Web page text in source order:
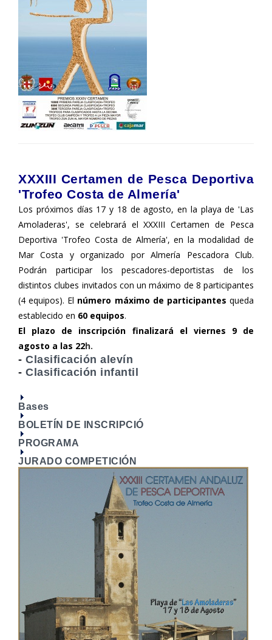
XXXIII Certamen de Pesca Deportiva
'Trofeo Costa de Almería'
Los próximos días 17 y 18 de agosto, en la playa de 'Las
Amoladeras', se celebrará el XXXIII Certamen de Pesca
Deportiva 'Trofeo Costa de Almería', en la modalidad de
Mar Costa y organizado por Almería Pescadora Club.
Podrán participar los pescadores-deportistas de los
distintos clubes invitados con un máximo de 8 participantes
(4 equipos). El número máximo de participantes queda
establecido en 60 equipos.
El plazo de inscripción finalizará el viernes 9 de
agosto a las 22h.
- Clasificación alevín
- Clasificación infantil
Bases
BOLETÍN DE INSCRIPCIÓ
PROGRAMA
JURADO COMPETICIÓN